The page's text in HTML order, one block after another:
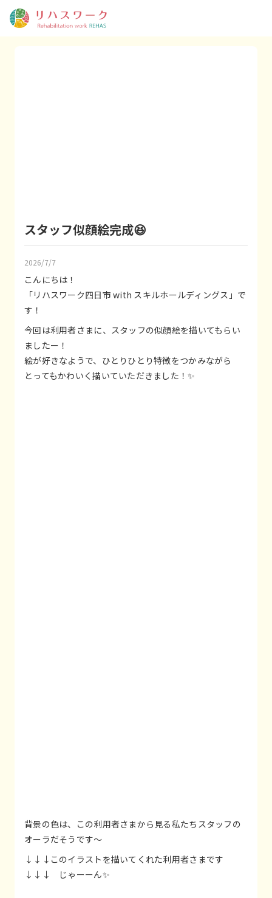
スタッフ似顔絵完成😆
2026/7/7
こんにちは！
「リハスワーク四日市 with スキルホールディングス」で
す！
今回は利用者さまに、スタッフの似顔絵を描いてもらい
ましたー！
絵が好きなようで、ひとりひとり特徴をつかみながら
とってもかわいく描いていただきました！✨
背景の色は、この利用者さまから見る私たちスタッフの
オーラだそうです～
↓↓↓このイラストを描いてくれた利用者さまです
↓↓↓ じゃーーん✨